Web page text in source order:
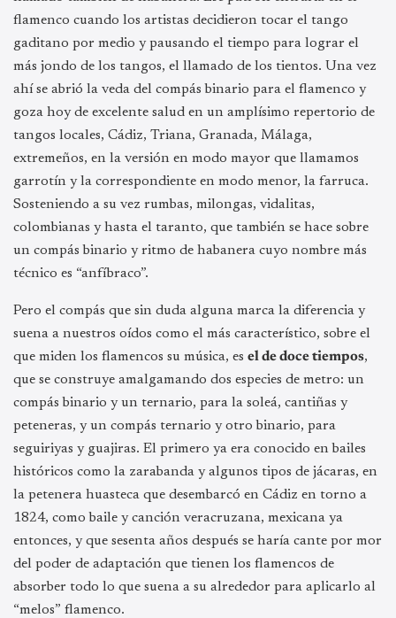
flamenco cuando los artistas decidieron tocar el tango
gaditano por medio y pausando el tiempo para lograr el
más jondo de los tangos, el llamado de los tientos. Una vez
ahí se abrió la veda del compás binario para el flamenco y
goza hoy de excelente salud en un amplísimo repertorio de
tangos locales, Cádiz, Triana, Granada, Málaga,
extremeños, en la versión en modo mayor que llamamos
garrotín y la correspondiente en modo menor, la farruca.
Sosteniendo a su vez rumbas, milongas, vidalitas,
colombianas y hasta el taranto, que también se hace sobre
un compás binario y ritmo de habanera cuyo nombre más
técnico es “anfíbraco”.
Pero el compás que sin duda alguna marca la diferencia y
suena a nuestros oídos como el más característico, sobre el
que miden los flamencos su música, es el de doce tiempos,
que se construye amalgamando dos especies de metro: un
compás binario y un ternario, para la soleá, cantiñas y
peteneras, y un compás ternario y otro binario, para
seguiriyas y guajiras. El primero ya era conocido en bailes
históricos como la zarabanda y algunos tipos de jácaras, en
la petenera huasteca que desembarcó en Cádiz en torno a
1824, como baile y canción veracruzana, mexicana ya
entonces, y que sesenta años después se haría cante por mor
del poder de adaptación que tienen los flamencos de
absorber todo lo que suena a su alrededor para aplicarlo al
“melos” flamenco.